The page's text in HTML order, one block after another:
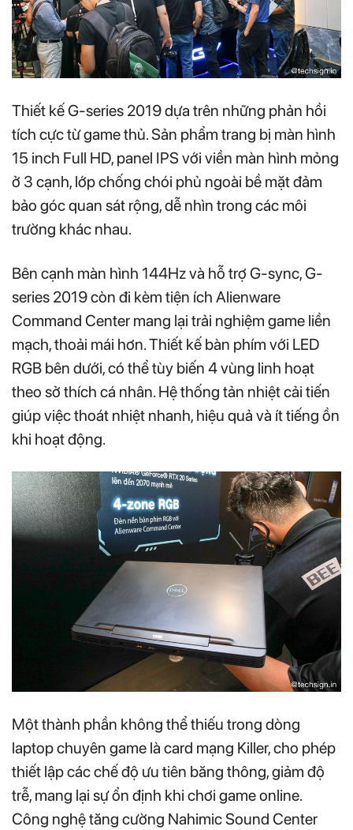
Thiết kế G-series 2019 dựa trên những phản hồi
tích cực từ game thủ. Sản phẩm trang bị màn hình
15 inch Full HD, panel IPS với viền màn hình mỏng
ở 3 cạnh, lớp chống chói phủ ngoài bề mặt đảm
bảo góc quan sát rộng, dễ nhìn trong các môi
trường khác nhau.
Bên cạnh màn hình 144Hz và hỗ trợ G-sync, G-
series 2019 còn đi kèm tiện ích Alienware
Command Center mang lại trải nghiệm game liền
mạch, thoải mái hơn. Thiết kế bàn phím với LED
RGB bên dưới, có thể tùy biến 4 vùng linh hoạt
theo sở thích cá nhân. Hệ thống tản nhiệt cải tiến
giúp việc thoát nhiệt nhanh, hiệu quả và ít tiếng ồn
khi hoạt động.
Một thành phần không thể thiếu trong dòng
laptop chuyên game là card mạng Killer, cho phép
thiết lập các chế độ ưu tiên băng thông, giảm độ
trễ, mang lại sự ổn định khi chơi game online.
Công nghệ tăng cường Nahimic Sound Center